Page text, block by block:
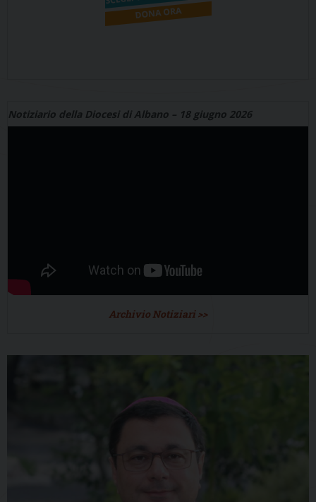
Notiziario della Diocesi di Albano – 18 giugno 2026
Archivio Notiziari >>